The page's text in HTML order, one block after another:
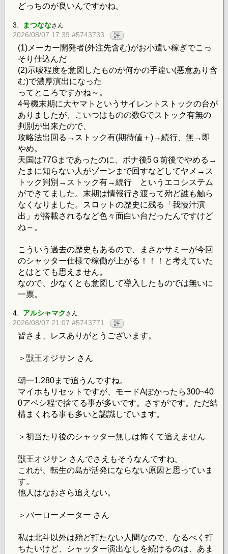
どっちのが良いんですかね。
3. まつななさん
2026/08/07 17:39 #5743733 評
(1)メーカー開発者(外注先含む)がお小遣い稼ぎでこっ
そり仕込んだ
(2)示唆程度を意図したものが何かの手違い(悪意あり含
む)で濃厚演出になった
ってところですかね～。
4号機末期に大ヤマトというサイレントストックの台が
ありましたが、こいつはものの数Gでストック有無の
判別が出来たので、
攻略法出回る→ストック有(期待値＋)→続行、無→即
やめ。
天国は77Gまであったのに、ボナ後5Ｇ前後でやめる→
たまに知らない人がゾーンまで回すなどしてヤメ→ス
トック判別→ストック有→続行 というエコシステム
ができてました。末期は情報行き渡って殆ど誰も触ら
なくなりました。スロットの歴史に残る「我慢汁演
出」が搭載されるなど色々面白い台だったんですけど
ね～。
こういう過去の歴史もあるので、まさかサミーが今回
のシャッター仕様で稼働が上がる！！！と考えていた
とはとても思えません。
なので、少なくとも意図して導入したものでは無いに
一票。
4. アルシャマク さん
2026/08/07 21:07 #5743771 評
皆さま、レスありがとうございます。
＞獣王オジサン さん
朝一1,280まで追うんですね。
マイホもリセットですが、モードAぽかったら300~40
0アベシ程で捨てる事が多いです。さすがです。ただ結
構まくれる事も多いと認識しています。
＞初当たり後のシャッター無しは怖くて追えません
獣王オジサン さんでさえもそうなんですね。
これが、転生の島が活発にならない原因と思っていま
す。
他人はなおさら追えない。
＞バーローメーター さん
私は北斗以外は殆ど打たない人間なので、なるべく打
ちたいけど、シャッター演出なしを続けるのは、あま